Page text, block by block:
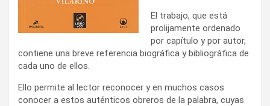
El trabajo, que está
prolijamente ordenado
por capítulo y por autor,
contiene una breve referencia biográfica y bibliográfica de
cada uno de ellos.
Ello permite al lector reconocer y en muchos casos
conocer a estos auténticos obreros de la palabra, cuyas